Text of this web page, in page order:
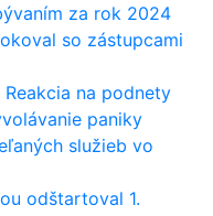
za rok 2024
so zástupcami
na podnety
paniky
služieb vo
odštartoval 1.